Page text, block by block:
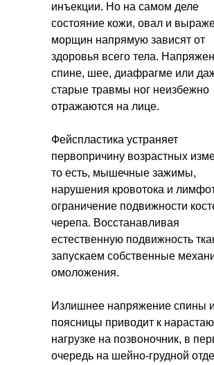
инъекции. Но на самом деле
состояние кожи, овал и
морщин напрямую зависят от
здоровья всего тела.
спине, шее, диафрагме или
старые травмы ног неизбежно
отражаются на лице.
Фейспластика устраняет
первопричину возрастных
то есть, мышечные зажимы,
нарушения кровотока и
ограничение подвижности
черепа. Восстанавливая
естественную подвижность
запускаем собственные
омоложения.
Излишнее напряжение спины и
поясницы приводит к
нагрузке на позвоночник, в
очередь на шейно-грудной